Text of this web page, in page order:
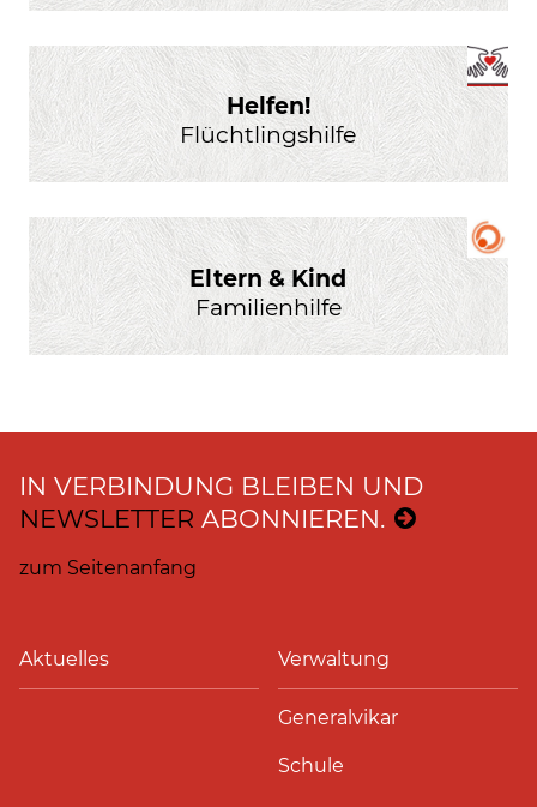
Helfen!
Flüchtlingshilfe
Eltern & Kind
Familienhilfe
IN VERBINDUNG BLEIBEN UND
NEWSLETTER ABONNIEREN.
zum Seitenanfang
Aktuelles Verwaltung
Generalvikar
Schule